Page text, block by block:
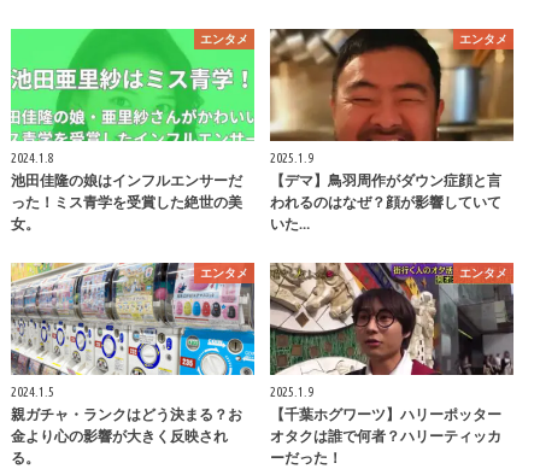
エンタメ
2024.1.8
池田佳隆の娘はインフルエンサーだ
った！ミス青学を受賞した絶世の美
女。
エンタメ
2025.1.9
【デマ】鳥羽周作がダウン症顔と言
われるのはなぜ？顔が影響していて
いた…
エンタメ
2024.1.5
親ガチャ・ランクはどう決まる？お
金より心の影響が大きく反映され
る。
エンタメ
2025.1.9
【千葉ホグワーツ】ハリーポッター
オタクは誰で何者？ハリーティッカ
ーだった！